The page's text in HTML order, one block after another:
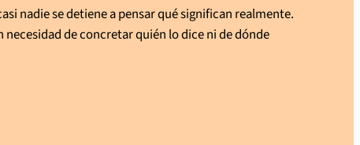
nadie se detiene a pensar qué significan realmente.
de concretar quién lo dice ni de dónde